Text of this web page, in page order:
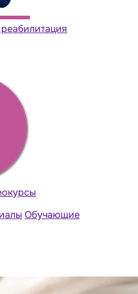
Обучающие